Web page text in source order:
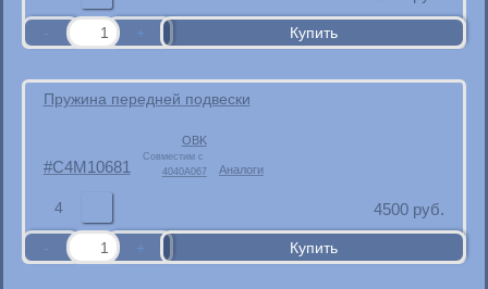
Пружина передней подвески
C4M10681
OBK
Совместим с
4040A067
Аналоги
4 4500 руб.